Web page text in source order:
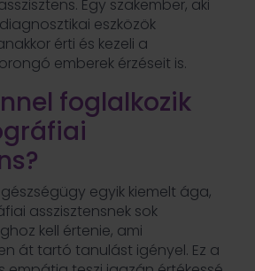
Egy szakember, aki
eszközök
érti és kezeli a
emberek érzéseit is.
foglalkozik
egyik kiemelt ága,
asszisztensnek sok
kell értenie, ami
át tartó tanulást igényel. Ez a